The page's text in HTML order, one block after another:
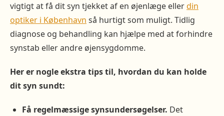
vigtigt at få dit syn tjekket af en øjenlæge ellerdin
optiker i København så hurtigt som muligt. Tidlig
diagnose og behandling kan hjælpe med at forhindre
synstab eller andre øjensygdomme.
Her er nogle ekstra tips til, hvordan du kan holde
dit syn sundt:
Få regelmæssige synsundersøgelser. Det